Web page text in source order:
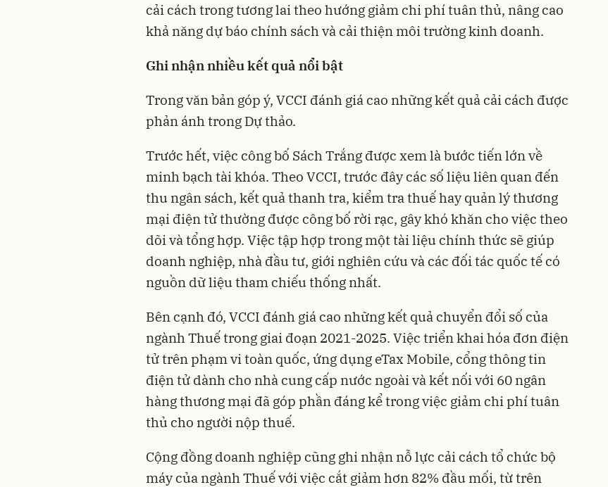
cải cách trong tương lai theo hướng giảm chi phí tuân thủ, nâng cao
khả năng dự báo chính sách và cải thiện môi trường kinh doanh.
Ghi nhận nhiều kết quả nổi bật
Trong văn bản góp ý, VCCI đánh giá cao những kết quả cải cách được
phản ánh trong Dự thảo.
Trước hết, việc công bố Sách Trắng được xem là bước tiến lớn về
minh bạch tài khóa. Theo VCCI, trước đây các số liệu liên quan đến
thu ngân sách, kết quả thanh tra, kiểm tra thuế hay quản lý thương
mại điện tử thường được công bố rời rạc, gây khó khăn cho việc theo
dõi và tổng hợp. Việc tập hợp trong một tài liệu chính thức sẽ giúp
doanh nghiệp, nhà đầu tư, giới nghiên cứu và các đối tác quốc tế có
nguồn dữ liệu tham chiếu thống nhất.
Bên cạnh đó, VCCI đánh giá cao những kết quả chuyển đổi số của
ngành Thuế trong giai đoạn 2021-2025. Việc triển khai hóa đơn điện
tử trên phạm vi toàn quốc, ứng dụng eTax Mobile, cổng thông tin
điện tử dành cho nhà cung cấp nước ngoài và kết nối với 60 ngân
hàng thương mại đã góp phần đáng kể trong việc giảm chi phí tuân
thủ cho người nộp thuế.
Cộng đồng doanh nghiệp cũng ghi nhận nỗ lực cải cách tổ chức bộ
máy của ngành Thuế với việc cắt giảm hơn 82% đầu mối, từ trên